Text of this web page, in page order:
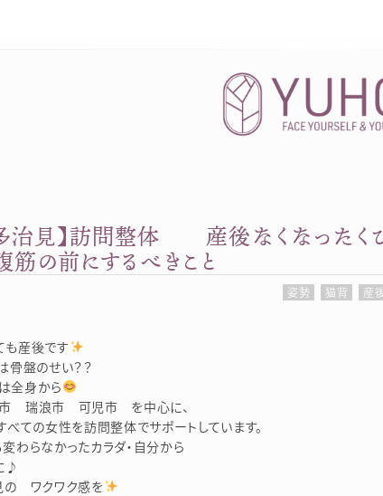
カラダを整え、習慣を変えて
治見】訪問整体 産後なくなったく
筋の前にするべきこと
姿勢 猫背 産
も産後です
骨盤のせい？？
は全身から
瑞浪市 可児市 を中心に、
べての女性を訪問整体でサポートしています。
わらなかったカラダ・自分から
♪
の ワクワク感を